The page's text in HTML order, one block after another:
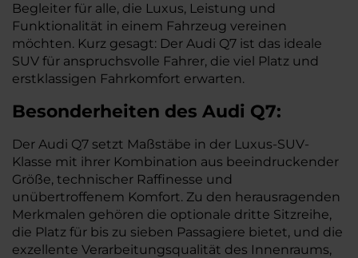
Begleiter für alle, die Luxus, Leistung und
Funktionalität in einem Fahrzeug vereinen
möchten. Kurz gesagt: Der Audi Q7 ist das ideale
SUV für anspruchsvolle Fahrer, die viel Platz und
erstklassigen Fahrkomfort erwarten.
Besonderheiten des Audi Q7:
Der Audi Q7 setzt Maßstäbe in der Luxus-SUV-
Klasse mit ihrer Kombination aus beeindruckender
Größe, technischer Raffinesse und
unübertroffenem Komfort. Zu den herausragenden
Merkmalen gehören die optionale dritte Sitzreihe,
die Platz für bis zu sieben Passagiere bietet, und die
exzellente Verarbeitungsqualität des Innenraums,